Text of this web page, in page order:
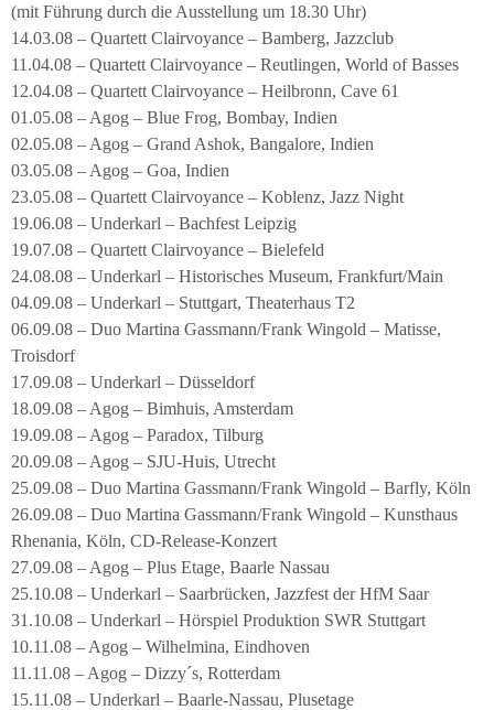
(mit Führung durch die Ausstellung um 18.30 Uhr)
14.03.08 – Quartett Clairvoyance – Bamberg, Jazzclub
11.04.08 – Quartett Clairvoyance – Reutlingen, World of Basses
12.04.08 – Quartett Clairvoyance – Heilbronn, Cave 61
01.05.08 – Agog – Blue Frog, Bombay, Indien
02.05.08 – Agog – Grand Ashok, Bangalore, Indien
03.05.08 – Agog – Goa, Indien
23.05.08 – Quartett Clairvoyance – Koblenz, Jazz Night
19.06.08 – Underkarl – Bachfest Leipzig
19.07.08 – Quartett Clairvoyance – Bielefeld
24.08.08 – Underkarl – Historisches Museum, Frankfurt/Main
04.09.08 – Underkarl – Stuttgart, Theaterhaus T2
06.09.08 – Duo Martina Gassmann/Frank Wingold – Matisse,
Troisdorf
17.09.08 – Underkarl – Düsseldorf
18.09.08 – Agog – Bimhuis, Amsterdam
19.09.08 – Agog – Paradox, Tilburg
20.09.08 – Agog – SJU-Huis, Utrecht
25.09.08 – Duo Martina Gassmann/Frank Wingold – Barfly, Köln
26.09.08 – Duo Martina Gassmann/Frank Wingold – Kunsthaus
Rhenania, Köln, CD-Release-Konzert
27.09.08 – Agog – Plus Etage, Baarle Nassau
25.10.08 – Underkarl – Saarbrücken, Jazzfest der HfM Saar
31.10.08 – Underkarl – Hörspiel Produktion SWR Stuttgart
10.11.08 – Agog – Wilhelmina, Eindhoven
11.11.08 – Agog – Dizzy´s, Rotterdam
15.11.08 – Underkarl – Baarle-Nassau, Plusetage